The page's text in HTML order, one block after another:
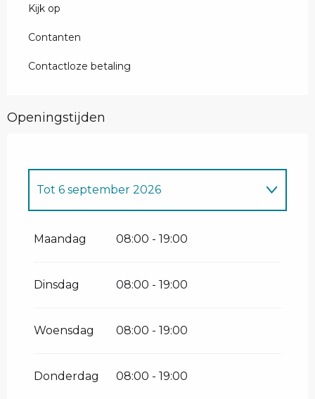
Kijk op
Contanten
Contactloze betaling
Openingstijden
Tot 6 september 2026
Maandag 08:00 - 19:00
Dinsdag 08:00 - 19:00
Woensdag 08:00 - 19:00
Donderdag 08:00 - 19:00